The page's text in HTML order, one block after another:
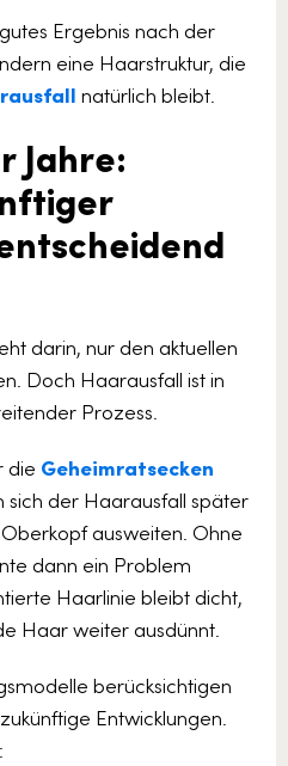
Ergebnis nach der
eine Haarstruktur, die
natürlich bleibt.
Jahre:
darin, nur den aktuellen
Doch Haarausfall ist in
Prozess.
die Geheimratsecken
der Haarausfall später
ausweiten. Ohne
dann ein Problem
Haarlinie bleibt dicht,
Haar weiter ausdünnt.
berücksichtigen
Entwicklungen.